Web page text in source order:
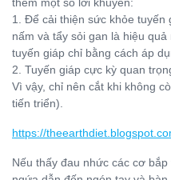
1. Để cải thiện sức khỏe tuyến
nấm và tẩy sỏi gan là hiệu
tuyến giáp chỉ bằng cách áp
2. Tuyến giáp cực kỳ quan
Vì vậy, chỉ nên cắt khi không
tiến triển).
https://
Nếu thấy đau nhức các cơ